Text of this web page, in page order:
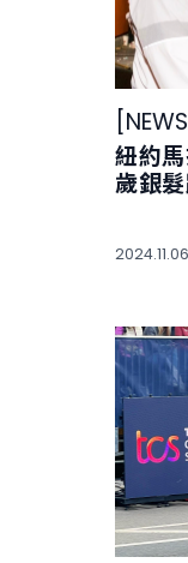
NEWS
紐約
歲銀
2024.11.06